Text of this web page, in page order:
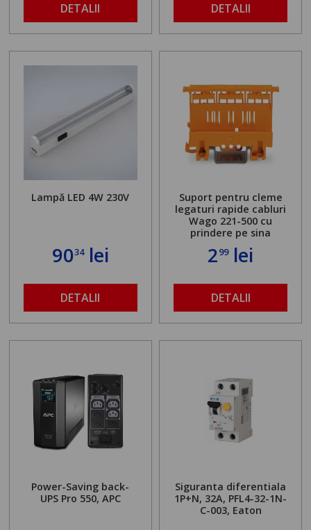
DETALII DETALII
Lampă LED 4W 230V
9034lei
DETALII
Suport pentru cleme
legaturi rapide cabluri
Wago 221-500 cu
prindere pe sina
299lei
DETALII
Power-Saving back-
UPS Pro 550, APC
Siguranta diferentiala
1P+N, 32A, PFL4-32-1N-
C-003, Eaton